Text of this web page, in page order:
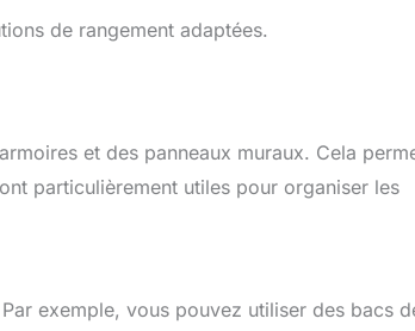
de rangement adaptées.
et des panneaux muraux. Cela
particulièrement utiles pour organiser les
exemple, vous pouvez utiliser des bacs